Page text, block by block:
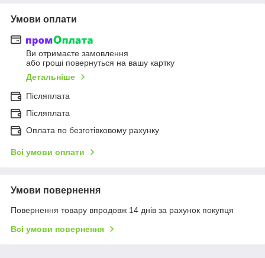
Умови оплати
Ви отримаєте замовлення
або гроші повернуться на вашу картку
Детальніше
Післяплата
Післяплата
Оплата по безготівковому рахунку
Всі умови оплати
Умови повернення
Повернення товару впродовж 14 днів за рахунок покупця
Всі умови повернення